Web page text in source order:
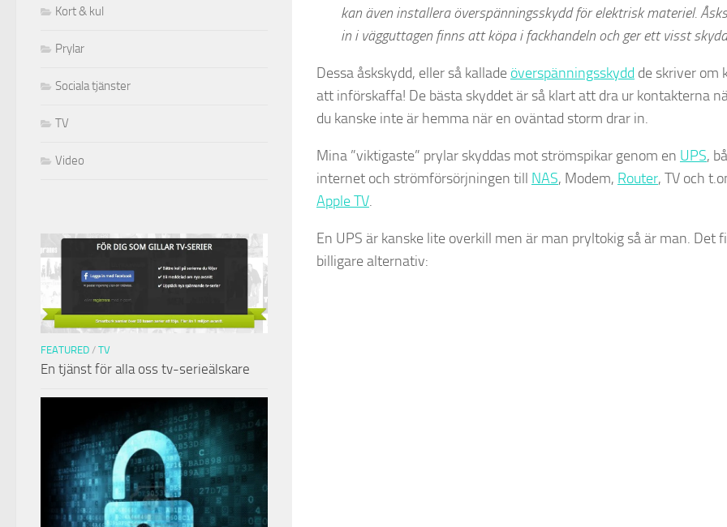
kan även installera överspänningsskydd för elektrisk materiel.
in i vägguttagen finns att köpa i fackhandeln och ger ett visst
Dessa åskskydd, eller så kallade överspänningsskydd de skriver om
att införskaffa! De bästa skyddet är så klart att dra ur kontakterna
du kanske inte är hemma när en oväntad storm drar in.
Mina ”viktigaste” prylar skyddas mot strömspikar genom en UPS,
internet och strömförsörjningen till NAS, Modem, Router, TV och
Apple TV.
En UPS är kanske lite overkill men är man pryltokig så är man. Det
billigare alternativ:
Kort & kul
Prylar
Sociala tjänster
TV
Video
FEATURED / TV
En tjänst för alla oss tv-serieälskare